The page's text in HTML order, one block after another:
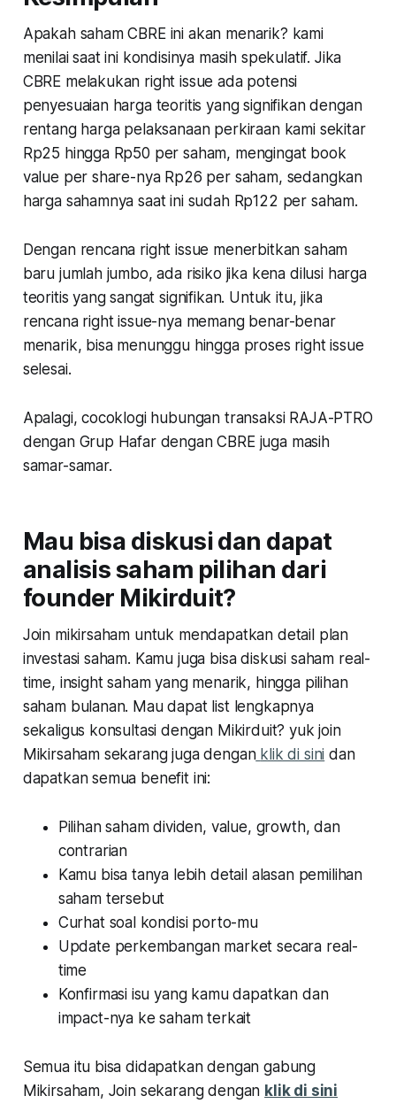
Apakah saham CBRE ini akan menarik? kami
menilai saat ini kondisinya masih spekulatif. Jika
CBRE melakukan right issue ada potensi
penyesuaian harga teoritis yang signifikan dengan
rentang harga pelaksanaan perkiraan kami sekitar
Rp25 hingga Rp50 per saham, mengingat book
value per share-nya Rp26 per saham, sedangkan
harga sahamnya saat ini sudah Rp122 per saham.
Dengan rencana right issue menerbitkan saham
baru jumlah jumbo, ada risiko jika kena dilusi harga
teoritis yang sangat signifikan. Untuk itu, jika
rencana right issue-nya memang benar-benar
menarik, bisa menunggu hingga proses right issue
selesai.
Apalagi, cocoklogi hubungan transaksi RAJA-PTRO
dengan Grup Hafar dengan CBRE juga masih
samar-samar.
Mau bisa diskusi dan dapat
analisis saham pilihan dari
founder Mikirduit?
Join mikirsaham untuk mendapatkan detail plan
investasi saham. Kamu juga bisa diskusi saham real-
time, insight saham yang menarik, hingga pilihan
saham bulanan. Mau dapat list lengkapnya
sekaligus konsultasi dengan Mikirduit? yuk join
Mikirsaham sekarang juga dengan klik di sini dan
dapatkan semua benefit ini:
Pilihan saham dividen, value, growth, dan
contrarian
Kamu bisa tanya lebih detail alasan pemilihan
saham tersebut
Curhat soal kondisi porto-mu
Update perkembangan market secara real-
time
Konfirmasi isu yang kamu dapatkan dan
impact-nya ke saham terkait
Semua itu bisa didapatkan dengan gabung
Mikirsaham, Join sekarang dengan klik di sini